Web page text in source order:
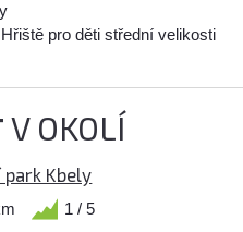
pro děti střední velikosti
V OKOLÍ
Kbely
1 / 5